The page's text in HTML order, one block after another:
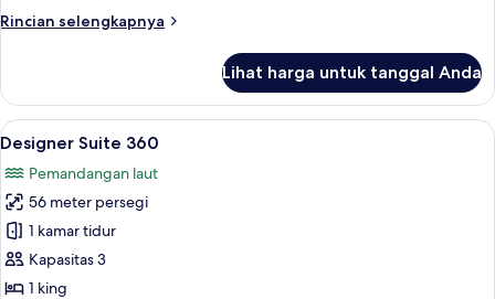
pemandangan
Rincian selengkapnya
Rincian
Kamar
Double
atau
Deluks,
pemandangan
laut
Lihat harga untuk tanggal Anda
Lihat
semua
foto
untuk
Designer
Suite
360
8
Designer Suite 360
Pemandangan laut
56 meter persegi
1 kamar tidur
Kapasitas 3
1 king